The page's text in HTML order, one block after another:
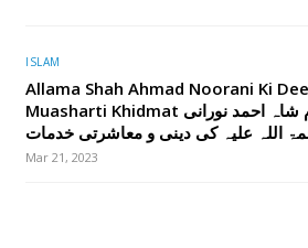
ISLAM
Allama Shah Ahmad Noorani Ki
Muasharti Khidmat امام شاہ احمد نورانی
اللہ علیہ کی دینی و معاشرتی خدمات
Mar 21, 2023